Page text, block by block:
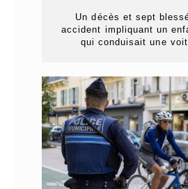
Un décès et sept
accident impliquant un
qui conduisait une